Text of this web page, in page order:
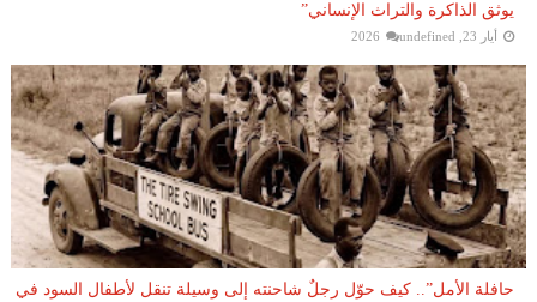
يوثق الذاكرة والتراث الإنساني”
أيار 23, 2026 undefined
حافلة الأمل”.. كيف حوّل رجلٌ شاحنته إلى وسيلة تنقل لأطفال السود في